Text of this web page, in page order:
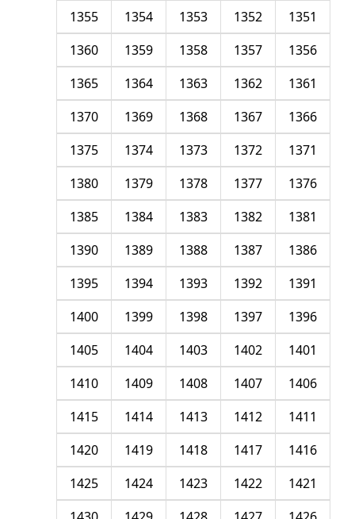
1351
1352
1353
1354
1355
1356
1357
1358
1359
1360
1361
1362
1363
1364
1365
1366
1367
1368
1369
1370
1371
1372
1373
1374
1375
1376
1377
1378
1379
1380
1381
1382
1383
1384
1385
1386
1387
1388
1389
1390
1391
1392
1393
1394
1395
1396
1397
1398
1399
1400
1401
1402
1403
1404
1405
1406
1407
1408
1409
1410
1411
1412
1413
1414
1415
1416
1417
1418
1419
1420
1421
1422
1423
1424
1425